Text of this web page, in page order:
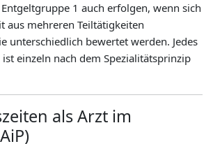
1 auch erfolgen, wenn sich
aus mehreren Teiltätigkeiten
unterschiedlich bewertet werden. Jedes
einzeln nach dem Spezialitätsprinzip
als Arzt im